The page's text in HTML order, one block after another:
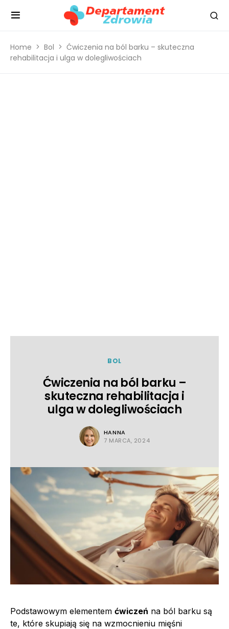
Home Bol
Ćwiczenia na ból barku – skuteczna
rehabilitacja i ulga w dolegliwościach
BOL
Ćwiczenia na ból barku –
skuteczna rehabilitacja i
ulga w dolegliwościach
HANNA
7 MARCA, 2024
Podstawowym elementem ćwiczeń na ból barku są
te, które skupiają się na wzmocnieniu mięśni